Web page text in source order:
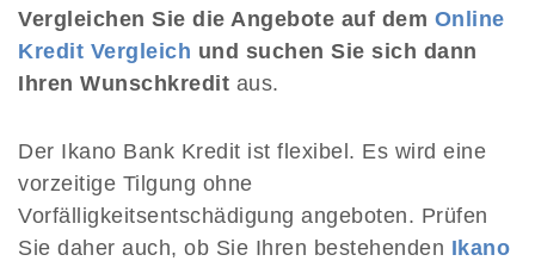
Vergleichen Sie die Angebote auf dem Online
Kredit Vergleich und suchen Sie sich dann
Ihren Wunschkredit aus.
Der Ikano Bank Kredit ist flexibel. Es wird eine
vorzeitige Tilgung ohne
Vorfälligkeitsentschädigung angeboten. Prüfen
Sie daher auch, ob Sie Ihren bestehenden Ikano